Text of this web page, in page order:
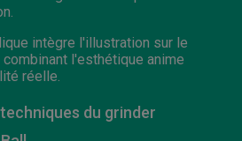
intègre l'illustration sur le
l'esthétique anime
réelle.
du grinder